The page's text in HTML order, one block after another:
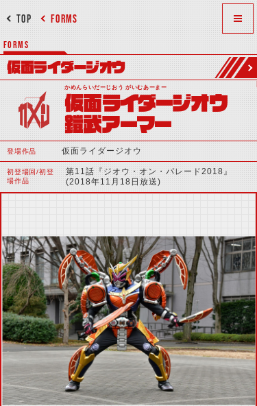
FORMS
TOP
FORMS
仮面ライダージオウ
かめんらいだーじおう がいむあーまー
仮面ライダージオウ
鎧武アーマー
登場作品 仮面ライダージオウ
初登場回/初登
場作品
第11話『ジオウ・オン・パレード2018』
(2018年11月18日放送)